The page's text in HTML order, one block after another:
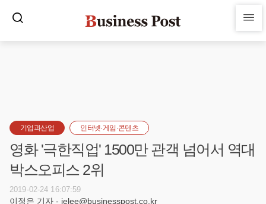
기업과산업 인터넷·게임·콘텐츠
영화 '극한직업' 1500만 관객 넘어서 역대
박스오피스 2위
2019-02-24 16:07:59
이정은 기자 - jelee@businesspost.co.kr